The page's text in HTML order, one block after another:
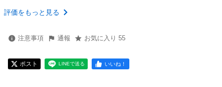
評価をもっと見る
注意事項 通報 お気に入り 55
ポスト LINEで送る いいね！